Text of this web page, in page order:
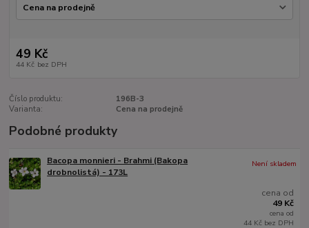
49 Kč
44 Kč bez DPH
Číslo produktu:
196B-3
Varianta:
Cena na prodejně
Podobné produkty
Bacopa monnieri - Brahmi (Bakopa
drobnolistá) - 173L
cena od
49 Kč
cena od
44 Kč bez DPH
Není skladem